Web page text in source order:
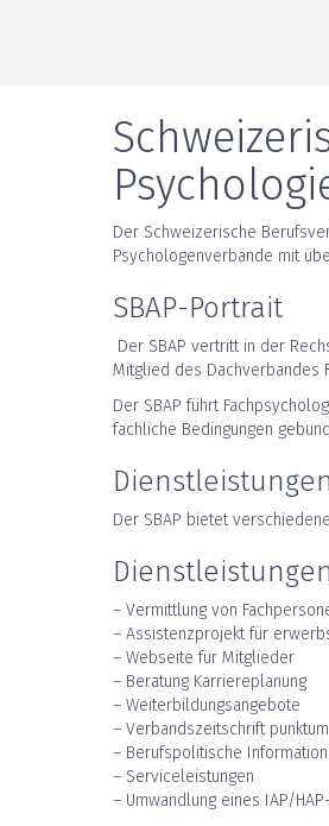
Der Schweizerische
Psychologenverbände mit
SBAP-Portrait
Der SBAP vertritt in der
Mitglied des Dachverbandes
Der SBAP führt
fachliche Bedingungen
Der SBAP bietet
– Vermittlung von
– Assistenzprojekt für
– Webseite für Mitglieder
– Beratung Karriereplanung
– Weiterbildungsangebote
– Verbandszeitschrift punktum
– Berufspolitische
– Serviceleistungen
– Umwandlung eines IAP/